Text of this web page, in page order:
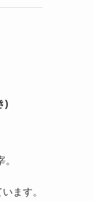
)
ます。